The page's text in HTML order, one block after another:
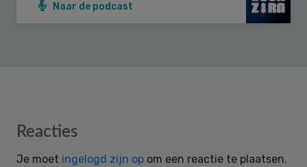
Naar de podcast
Reader
Reacties
Je moet ingelogd zijn op om een reactie te plaatsen.